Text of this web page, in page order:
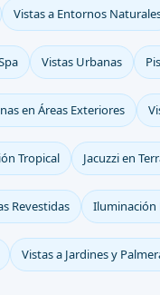
Vistas a Entornos
Vistas Urbanas
en Áreas Exteriores
Tropical Jacuzzi en
Revestidas Iluminación
Vistas a Jardines y